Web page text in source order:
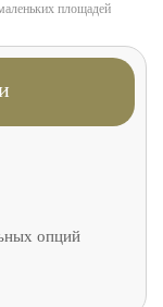
площадей
опций